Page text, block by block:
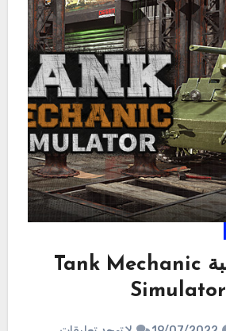
تحميل لعبة Tank Mechanic
Simulator